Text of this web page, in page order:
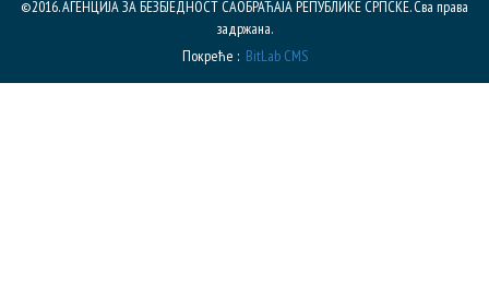
©2016. АГЕНЦИЈА ЗА БЕЗБЈЕДНОСТ САОБРАЋАЈА РЕПУБЛИКE СРПСКЕ. Сва права
задржана.
Покреће : BitLab CMS